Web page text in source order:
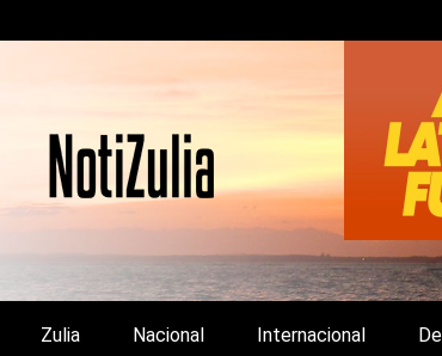
Y DE INTERÉS GENERAL.
Zulia Nacional Internacional